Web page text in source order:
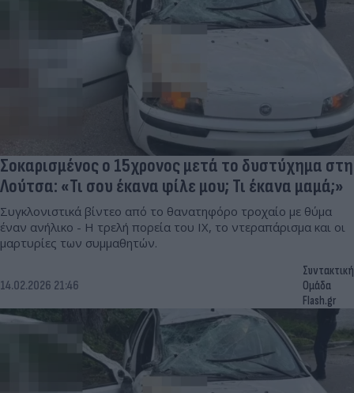
Σοκαρισμένος ο 15χρονος μετά το δυστύχημα στη
Λούτσα: «Τι σου έκανα φίλε μου; Τι έκανα μαμά;»
Συγκλονιστικά βίντεο από το θανατηφόρο τροχαίο με θύμα
έναν ανήλικο - Η τρελή πορεία του ΙΧ, το ντεραπάρισμα και οι
μαρτυρίες των συμμαθητών.
14.02.2026 21:46
Συντακτική
Ομάδα
Flash.gr